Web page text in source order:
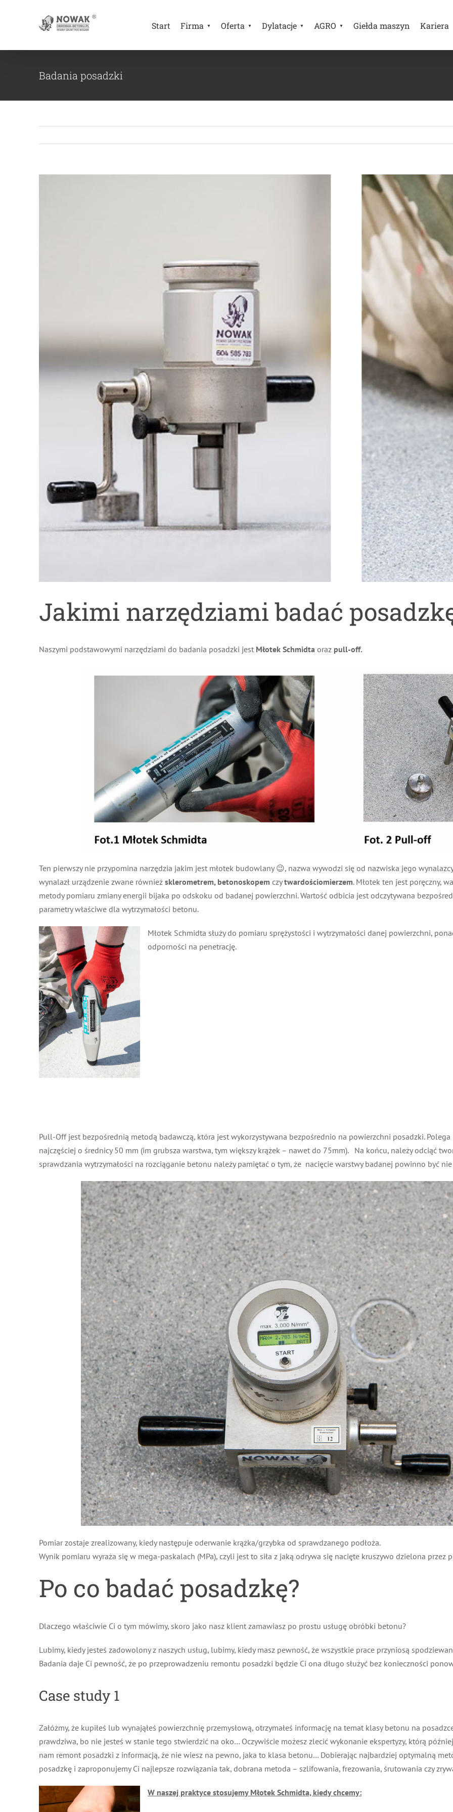
Start Firma Oferta Dylatacje AGRO Giełda maszyn Kariera
Badania posadzki
Jakimi narzędziami badać
Naszymi podstawowymi narzędziami do badania posadzki jest Młotek Schmidta oraz pull-off.
Ten pierwszy nie przypomina narzędzia jakim jest młotek budowlany 😉, nazwa wywodzi się od nazwiska jego
wynalazł urządzenie zwane również sklerometrem, betonoskopem czytwardościomierzem. Młotek ten jest poręczny,
metody pomiaru zmiany energii bijaka po odskoku od badanej powierzchni. Wartość odbicia jest odczytywana
parametry właściwe dla wytrzymałości betonu.
Młotek Schmidta służy do pomiaru sprężystości i wytrzymałości danej powierzchni,
odporności na penetrację.
Pull-Off jest bezpośrednią metodą badawczą, która jest wykorzystywana bezpośrednio na powierzchni posadzki.
najczęściej o średnicy 50 mm (im grubsza warstwa, tym większy krążek – nawet do 75mm). Na końcu, należy odciąć
sprawdzania wytrzymałości na rozciąganie betonu należy pamiętać o tym, że nacięcie warstwy badanej powinno być
Pomiar zostaje zrealizowany, kiedy następuje oderwanie krążka/grzybka od sprawdzanego podłoża.
Wynik pomiaru wyraża się w mega-paskalach (MPa), czyli jest to siła z jaką odrywa się nacięte kruszywo dzielona przez
Po co badać posadzkę?
Dlaczego właściwie Ci o tym mówimy, skoro jako nasz klient zamawiasz po prostu usługę obróbki betonu?
Lubimy, kiedy jesteś zadowolony z naszych usług, lubimy, kiedy masz pewność, że wszystkie prace przyniosą
Badania daje Ci pewność, że po przeprowadzeniu remontu posadzki będzie Ci ona długo służyć bez konieczności
Case study 1
Załóżmy, że kupiłeś lub wynająłeś powierzchnię przemysłową, otrzymałeś informację na temat klasy betonu na
prawdziwa, bo nie jesteś w stanie tego stwierdzić na oko… Oczywiście możesz zlecić wykonanie ekspertyzy, którą
nam remont posadzki z informacją, że nie wiesz na pewno, jaka to klasa betonu… Dobierając najbardziej optymalną
posadzkę i zaproponujemy Ci najlepsze rozwiązania tak, dobrana metoda – szlifowania, frezowania, śrutowania czy
W naszej praktyce stosujemy Młotek Schmidta, kiedy chcemy: